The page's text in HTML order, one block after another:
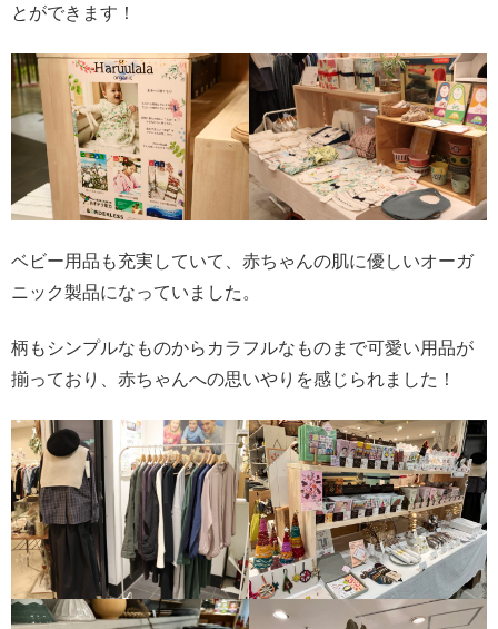
とができます！
ベビー用品も充実していて、赤ちゃんの肌に優しいオーガ
ニック製品になっていました。
柄もシンプルなものからカラフルなものまで可愛い用品が
揃っており、赤ちゃんへの思いやりを感じられました！